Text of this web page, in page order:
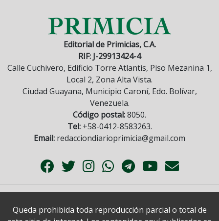
Editorial de Primicias, C.A.
RIF: J-29913424-4
Calle Cuchivero, Edificio Torre Atlantis, Piso Mezanina 1,
Local 2, Zona Alta Vista.
Ciudad Guayana, Municipio Caroní, Edo. Bolívar,
Venezuela.
Código postal:8050.
Tel:+58-0412-8583263.
Email: redacciondiarioprimicia@gmail.com
Queda prohibida toda reproducción parcial o total de